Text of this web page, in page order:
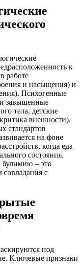
к
работе
и насыщения) и
Психогенные
завышенные
тела, детские
внешности),
стандартов
на фоне
когда еда
состояния.
булимию – это
с
под
Ключевые признаки